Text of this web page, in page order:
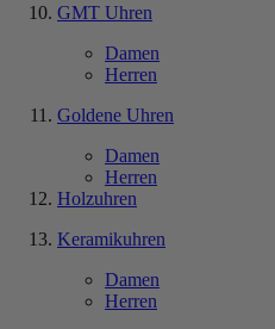
GMT Uhren
Damen
Herren
Goldene Uhren
Damen
Herren
Holzuhren
Keramikuhren
Damen
Herren